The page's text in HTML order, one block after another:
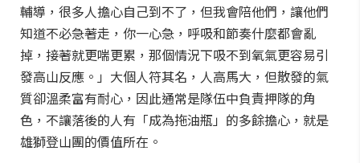
輔導，很多人擔心自己到不了，但我會陪他們，讓他們
知道不必急著走，你一心急，呼吸和節奏什麼都會亂
掉，接著就更喘更累，那個情況下吸不到氧氣更容易引
發高山反應。」大個人符其名，人高馬大，但散發的氣
質卻溫柔富有耐心，因此通常是隊伍中負責押隊的角
色，不讓落後的人有「成為拖油瓶」的多餘擔心，就是
雄獅登山團的價值所在。